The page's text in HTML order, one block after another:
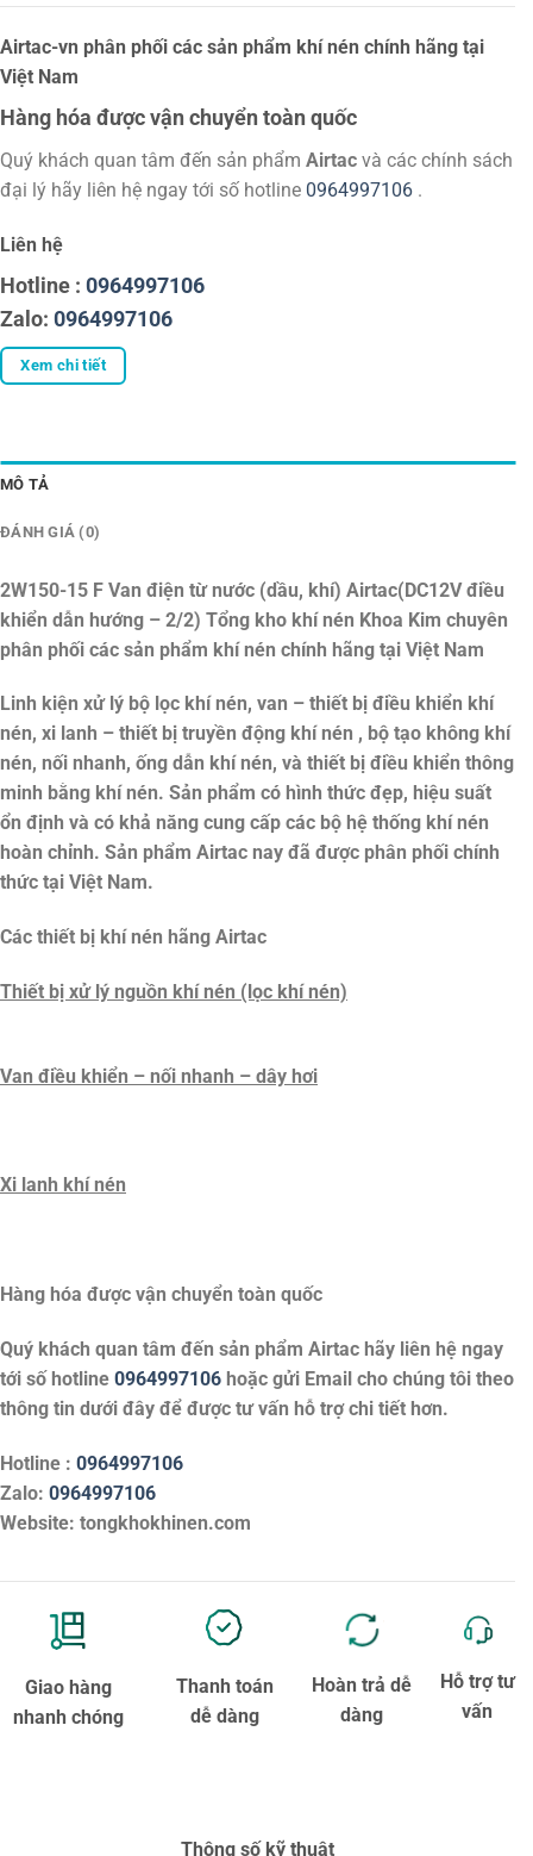
Airtac-vn phân phối các sản phẩm khí nén chính hãng tại
Việt Nam
Hàng hóa được vận chuyển toàn quốc
Quý khách quan tâm đến sản phẩm Airtac và các chính sách
đại lý hãy liên hệ ngay tới số hotline 0964997106 .
Liên hệ
Hotline : 0964997106
Zalo: 0964997106
Xem chi tiết
MÔ TẢ
ĐÁNH GIÁ (0)
2W150-15 F Van điện từ nước (dầu, khí) Airtac(DC12V điều
khiển dẫn hướng – 2/2) Tổng kho khí nén Khoa Kim chuyên
phân phối các sản phẩm khí nén chính hãng tại Việt Nam
Linh kiện xử lý bộ lọc khí nén, van – thiết bị điều khiển khí
nén, xi lanh – thiết bị truyền động khí nén , bộ tạo không khí
nén, nối nhanh, ống dẫn khí nén, và thiết bị điều khiển thông
minh bằng khí nén. Sản phẩm có hình thức đẹp, hiệu suất
ổn định và có khả năng cung cấp các bộ hệ thống khí nén
hoàn chỉnh. Sản phẩm Airtac nay đã được phân phối chính
thức tại Việt Nam.
Các thiết bị khí nén hãng Airtac
Thiết bị xử lý nguồn khí nén (lọc khí nén)
Van điều khiển – nối nhanh – dây hơi
Xi lanh khí nén
Hàng hóa được vận chuyển toàn quốc
Quý khách quan tâm đến sản phẩm Airtac hãy liên hệ ngay
tới số hotline 0964997106 hoặc gửi Email cho chúng tôi theo
thông tin dưới đây để được tư vấn hỗ trợ chi tiết hơn.
Hotline : 0964997106
Zalo: 0964997106
Website: tongkhokhinen.com
Giao hàng
nhanh chóng
Thanh toán
dễ dàng
Hoàn trả dễ
dàng
Hỗ trợ tư
vấn
Thông số kỹ thuật